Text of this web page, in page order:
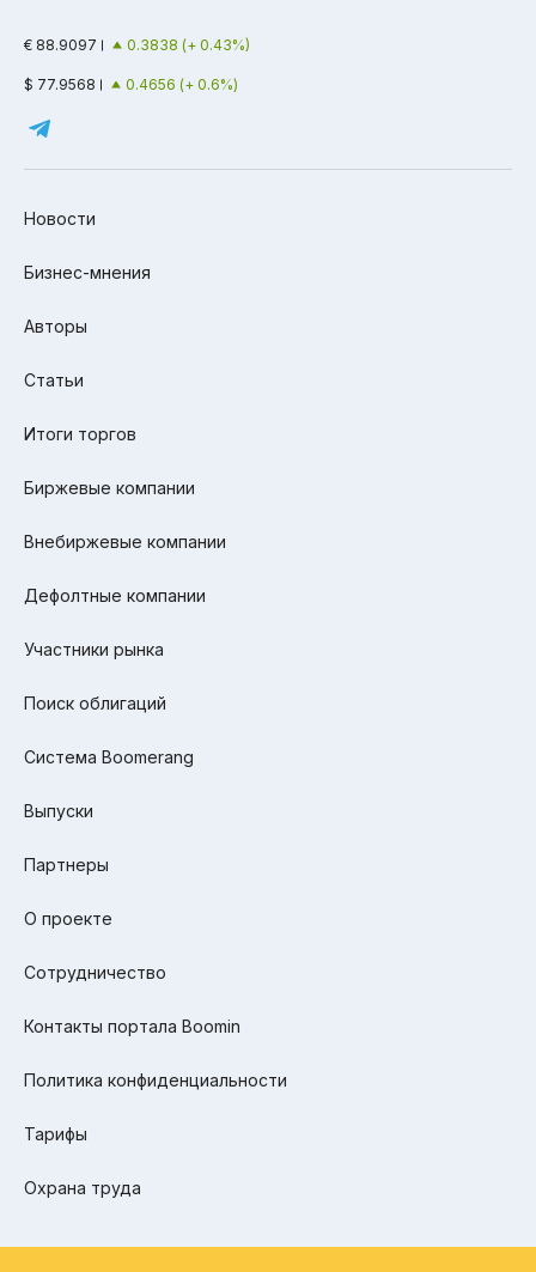
€ 88.9097 0.3838 (+ 0.43%)
$ 77.9568 0.4656 (+ 0.6%)
Новости
Бизнес-мнения
Авторы
Статьи
Итоги торгов
Биржевые компании
Внебиржевые компании
Дефолтные компании
Участники рынка
Поиск облигаций
Система Boomerang
Выпуски
Партнеры
О проекте
Сотрудничество
Контакты портала Boomin
Политика конфиденциальности
Тарифы
Охрана труда